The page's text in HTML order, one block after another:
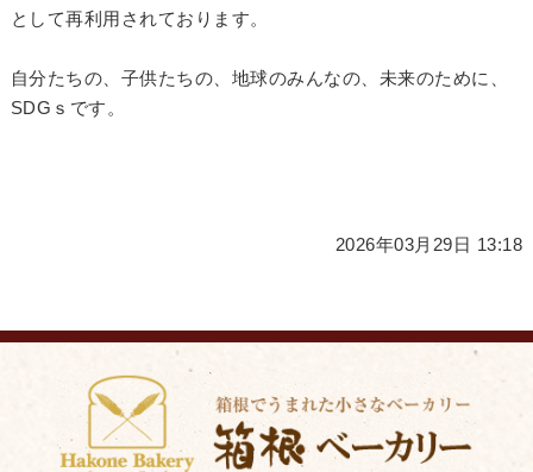
として再利用されております。
自分たちの、子供たちの、地球のみんなの、未来のために、
SDGｓです。
2026年03月29日 13:18